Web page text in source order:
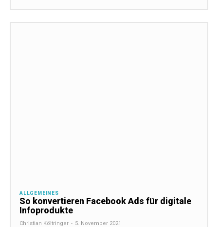
ALLGEMEINES
So konvertieren Facebook Ads für digitale
Infoprodukte
Christian Költringer - 5. November 2021